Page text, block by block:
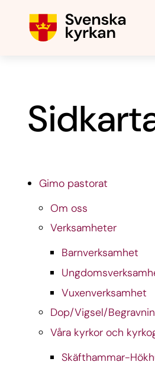
Gimo pastorat
Om oss
Verksamheter
Barnverksamhet
Vuxenverksamhet
Dop/Vigsel/
Våra kyrkor och
Skäfthammar-